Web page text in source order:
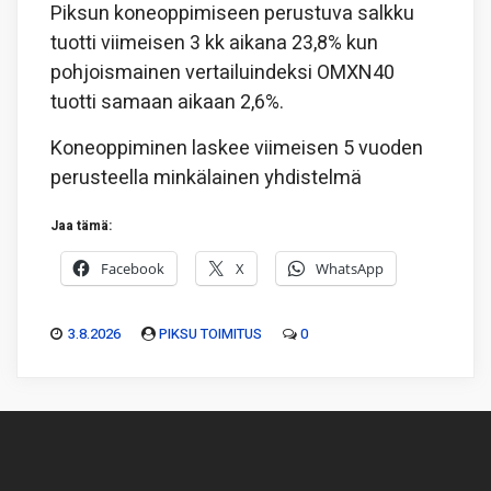
Piksun koneoppimiseen perustuva salkku
tuotti viimeisen 3 kk aikana 23,8% kun
pohjoismainen vertailuindeksi OMXN40
tuotti samaan aikaan 2,6%.
Koneoppiminen laskee viimeisen 5 vuoden
perusteella minkälainen yhdistelmä
Jaa tämä:
Facebook X WhatsApp
3.8.2026 PIKSU TOIMITUS 0